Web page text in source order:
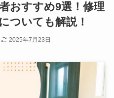
おすすめ9選！修理
ついても解説！
2025年7月23日